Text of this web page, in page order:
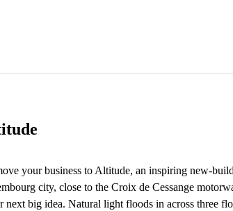
your business to Altitude, an inspiring new-
city, close to the Croix de Cessange
big idea. Natural light floods in across three